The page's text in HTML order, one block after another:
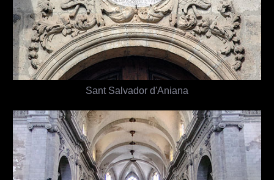
Sant Salvador d'Aniana